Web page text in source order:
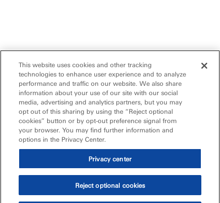
This website uses cookies and other tracking
technologies to enhance user experience and to analyze
performance and traffic on our website. We also share
information about your use of our site with our social
media, advertising and analytics partners, but you may
opt out of this sharing by using the “Reject optional
cookies” button or by opt-out preference signal from
your browser. You may find further information and
options in the Privacy Center.
Privacy center
Reject optional cookies